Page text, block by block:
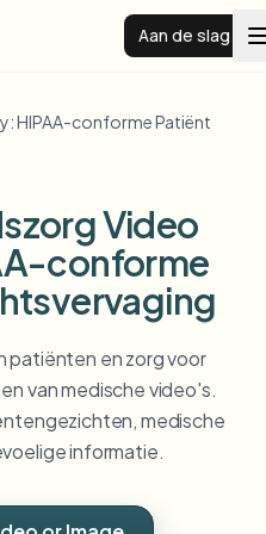
Aan de slag
HIPAA-conforme Patiënt
Video
conforme
patiënten en zorg voor
van medische video's.
medische
informatie.